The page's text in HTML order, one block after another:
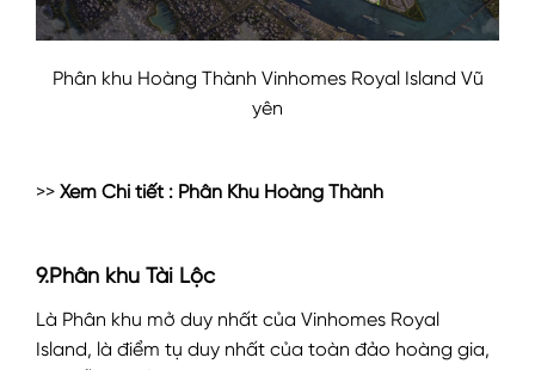
Phân khu Hoàng Thành Vinhomes Royal Island Vũ
yên
>> Xem Chi tiết : Phân Khu Hoàng Thành
9.Phân khu Tài Lộc
Là Phân khu mở duy nhất của Vinhomes Royal
Island, là điểm tụ duy nhất của toàn đảo hoàng gia,